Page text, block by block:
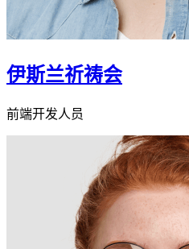
伊斯兰祈祷会
前端开发人员